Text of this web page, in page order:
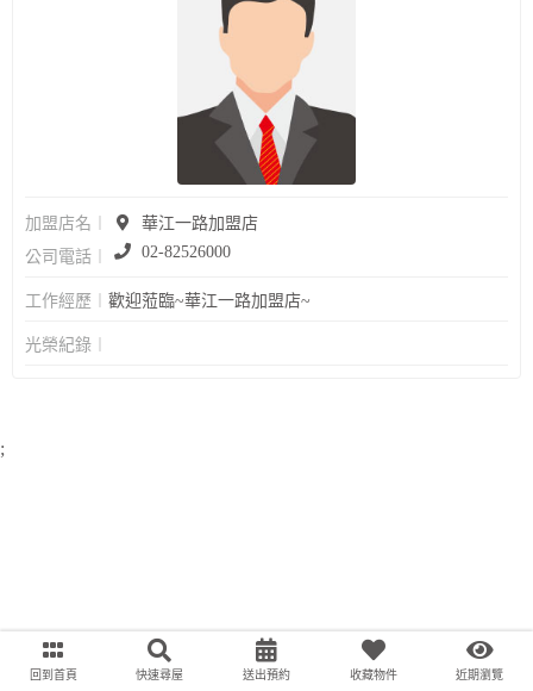
加盟店名︱
華江一路加盟店
公司電話︱
02-82526000
工作經歷︱ 歡迎蒞臨~華江一路加盟店~
光榮紀錄︱
回到首頁 快速尋屋 送出預約 收藏物件 近期瀏覽
;